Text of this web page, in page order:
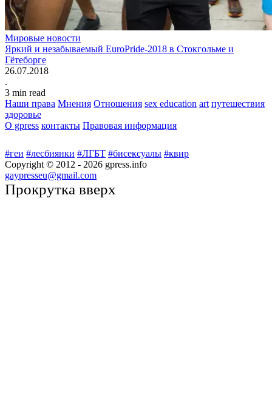
Мировые новости
Яркий и незабываемый EuroPride-2018 в Стокгольме и
Гётеборге
26.07.2018
.
3 min read
Наши права Мнения Отношения sex education art путешествия
здоровье
О gpress контакты Правовая информация
#геи #лесбиянки #ЛГБТ #бисексуалы #квир
Copyright © 2012 - 2026 gpress.info
gaypresseu@gmail.com
Прокрутка вверх